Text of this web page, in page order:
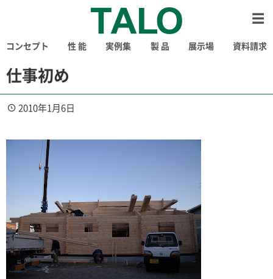
コンセプト 性 能 実例集 製 品 展示場 資料請求
仕事初め
2010年1月6日